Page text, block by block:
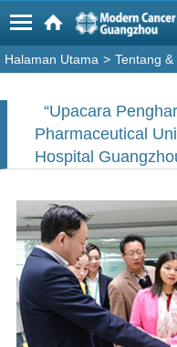
Halaman Utama > Tentang &
“Upacara
Pharmaceutical
Hospital